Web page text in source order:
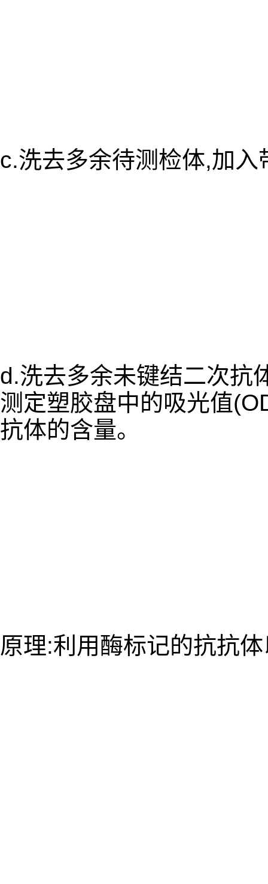
c.洗去多余待测检体,加
d.洗去多余未键结二次抗
测定塑胶盘中的吸光值
抗体的含量。
原理:利用酶标记的抗抗